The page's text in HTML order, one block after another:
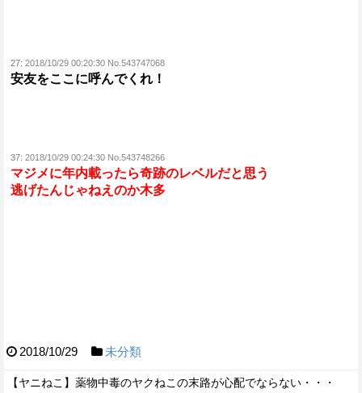
27: 2018/10/29 00:20:30 No.543747068
安友をここに呼んでくれ！
37: 2018/10/29 00:24:30 No.543748266
マジメに年内載ったら奇跡のレベルだと思う
逃げたんじゃねえのか木多
2018/10/29 未分類
【ヤニねこ】薬物中毒のヤクねこの末路が心配でならない・・・